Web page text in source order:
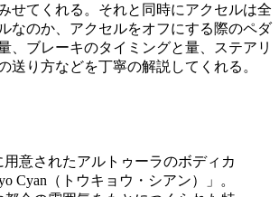
せてくれる。それと同時にアクセルは全
なのか、アクセルをオフにする際のペダ
、ブレーキのタイミングと量、ステアリ
送り方などを丁寧の解説してくれる。